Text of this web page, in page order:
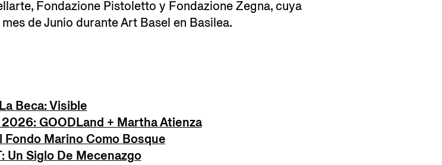
Fondazione Pistoletto y Fondazione Zegna, cuya
de Junio durante Art Basel en Basilea.
Beca: Visible
GOODLand + Martha Atienza
Fondo Marino Como Bosque
Un Siglo De Mecenazgo